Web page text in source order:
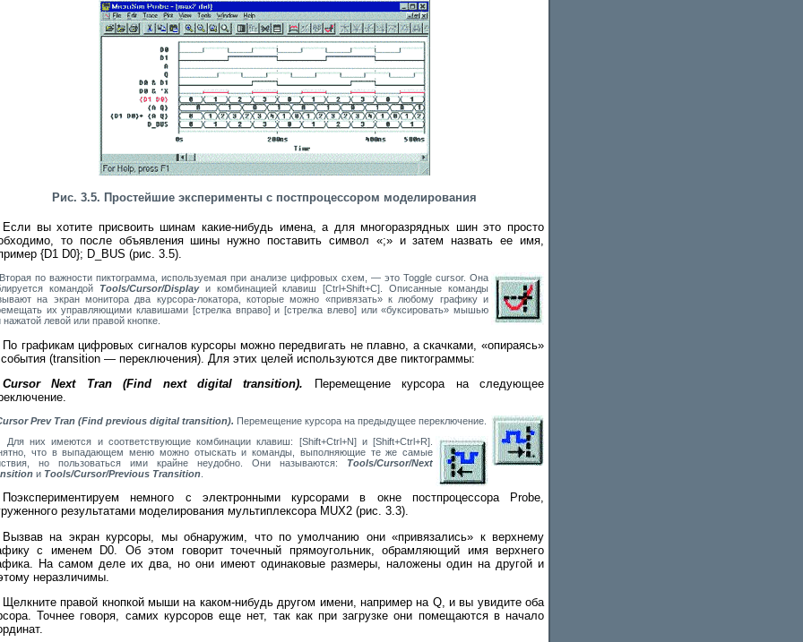
Рис. 3.5. Простейшие эксперименты с постпроцессором моделирования
Если вы хотите присвоить шинам какие-нибудь имена, а для многоразрядных шин это просто
то после объявления шины нужно поставить символ «;» и затем назвать ее имя,
{D1 D0}; D_BUS (рис. 3.5).
по важности пиктограмма, используемая при анализе цифровых схем, — это Toggle cursor. Она
командой
Tools/Cursor/Displayи комбинацией клавиш [Ctrl+Shift+C]. Описанные команды
на экран монитора два курсора-локатора, которые можно «привязать» к любому графику и
их управляющими клавишами [стрелка вправо] и [стрелка влево] или «буксировать» мышью
нажатой левой или правой кнопке.
По графикам цифровых сигналов курсоры можно передвигать не плавно, а скачками, «опираясь»
(transition — переключения). Для этих целей используются две пиктограммы:
Cursor Next Tran (Find next digital transition). Перемещение курсора на следующее
Prev Tran (Find previous digital transition). Перемещение курсора на предыдущее переключение.
них имеются и соответствующие комбинации клавиш: [Shift+Ctrl+N] и [Shift+Ctrl+R].
что в выпадающем меню можно отыскать и команды, выполняющие те же самые
но пользоваться ими крайне неудобно. Они называются: Tools/Cursor/Next
и Tools/Cursor/Previous Transition
Поэкспериментируем немного с электронными курсорами в окне постпроцессора Probe,
результатами моделирования мультиплексора MUX2 (рис. 3.3).
Вызвав на экран курсоры, мы обнаружим, что по умолчанию они «привязались» к верхнему
с именем D0. Об этом говорит точечный прямоугольник, обрамляющий имя верхнего
На самом деле их два, но они имеют одинаковые размеры, наложены один на другой и
неразличимы.
Щелкните правой кнопкой мыши на каком-нибудь другом имени, например на Q, и вы увидите оба
Точнее говоря, самих курсоров еще нет, так как при загрузке они помещаются в начало